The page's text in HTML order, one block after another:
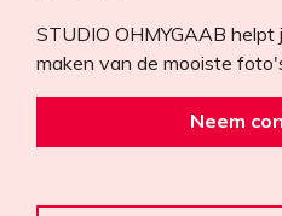
STUDIO OHMYGAAB
maken van de mooiste
Neem